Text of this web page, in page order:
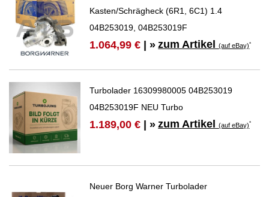
Kasten/Schrägheck (6R1, 6C1) 1.4
04B253019, 04B253019F
1.064,99 € | » zum Artikel(auf eBay)*
Turbolader 16309980005 04B253019
04B253019F NEU Turbo
1.189,00 € | » zum Artikel(auf eBay)*
Neuer Borg Warner Turbolader